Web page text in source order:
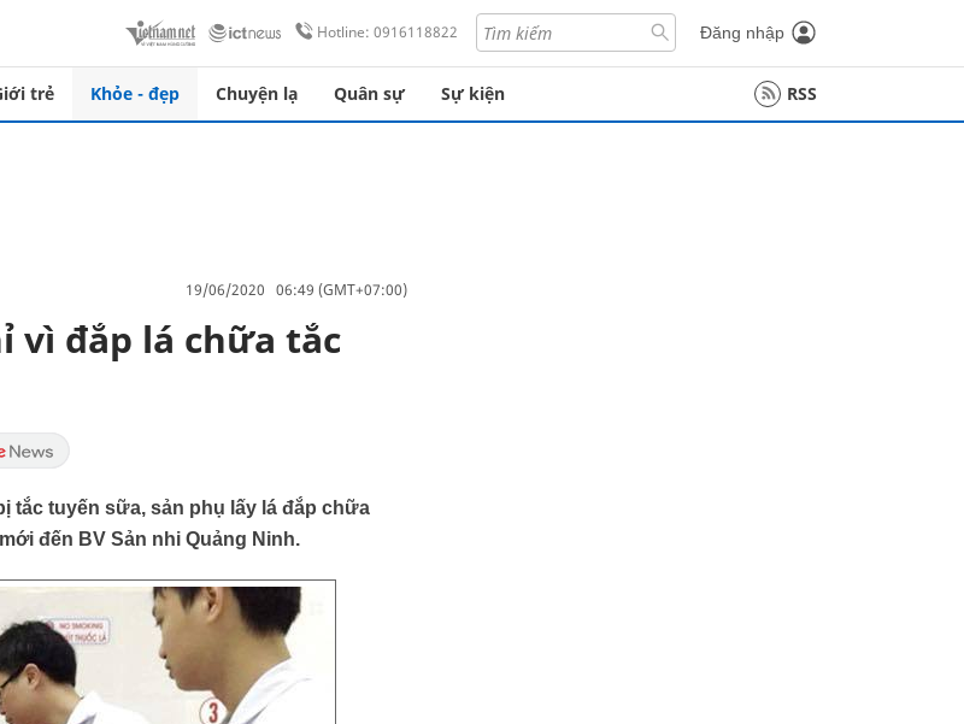
Hotline: 0916118822 Đăng nhập
trẻ Khỏe - đẹp Chuyện lạ Quân sự Sự kiện RSS
19/06/2020 06:49 (GMT+07:00)
vì đắp lá chữa tắc
tắc tuyến sữa, sản phụ lấy lá đắp chữa
đến BV Sản nhi Quảng Ninh.